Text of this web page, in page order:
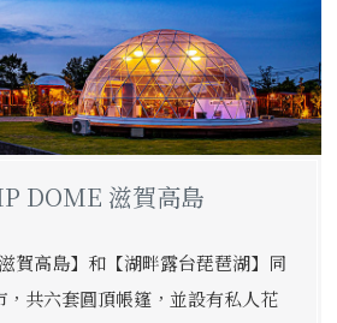
DOME 滋賀高島
賀高島】和【湖畔露台琵琶湖】同
共六套圓頂帳篷，並設有私人花